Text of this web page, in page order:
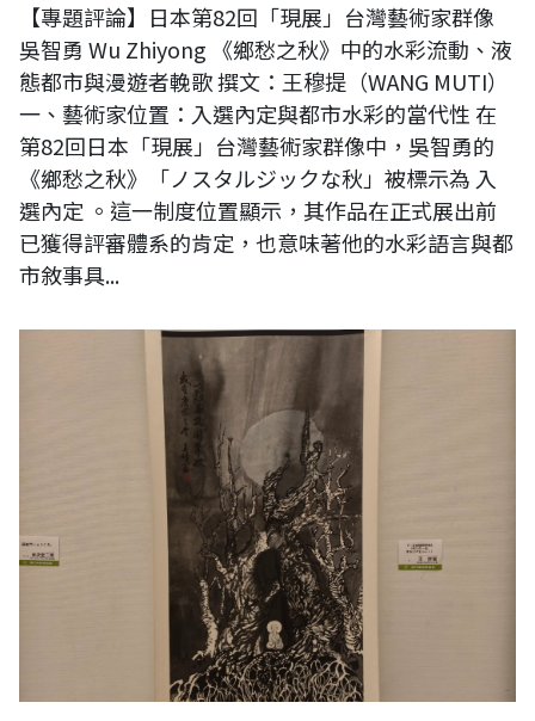
【專題評論】日本第82回「現展」台灣藝術家群像
吳智勇 Wu Zhiyong 《鄉愁之秋》中的水彩流動、液
態都市與漫遊者輓歌 撰文：王穆提（WANG MUTI）
一、藝術家位置：入選內定與都市水彩的當代性 在
第82回日本「現展」台灣藝術家群像中，吳智勇的
《鄉愁之秋》「ノスタルジックな秋」被標示為 入
選內定 。這一制度位置顯示，其作品在正式展出前
已獲得評審體系的肯定，也意味著他的水彩語言與都
市敘事具...